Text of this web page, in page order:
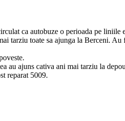
ca autobuze o perioada pe
tarziu toate sa ajunga la Berceni.
au ajuns cativa ani mai tarziu la
reparat 5009.